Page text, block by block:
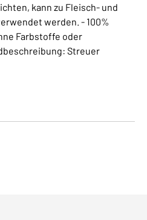
kann zu Fleisch- und
werden. - 100%
Farbstoffe oder
Streuer